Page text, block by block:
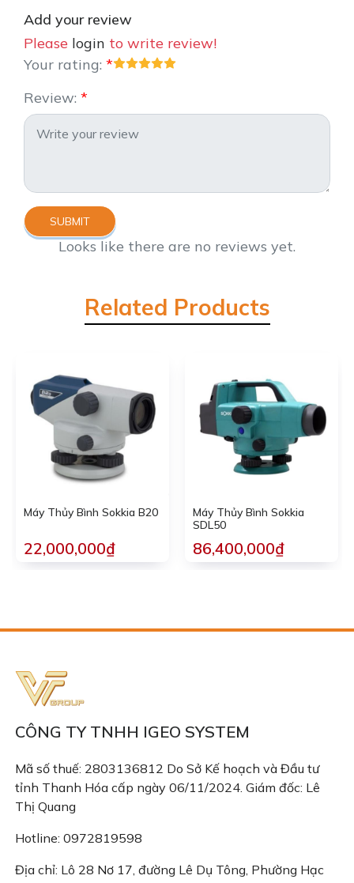
Add your review
Please login to write review!
Your rating:
Review:
SUBMIT
Looks like there are no reviews yet.
Related Products
Máy Thủy Bình Sokkia B20
22,000,000₫
Máy Thủy Bình Sokkia
SDL50
86,400,000₫
CÔNG TY TNHH IGEO SYSTEM
Mã số thuế: 2803136812 Do Sở Kế hoạch và Đầu tư
tỉnh Thanh Hóa cấp ngày 06/11/2024. Giám đốc: Lê
Thị Quang
Hotline: 0972819598
Địa chỉ: Lô 28 Nơ 17, đường Lê Dụ Tông, Phường Hạc